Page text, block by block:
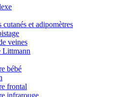
cutanés et adipomètres
veines
Littmann
bébé
frontal
infrarouge